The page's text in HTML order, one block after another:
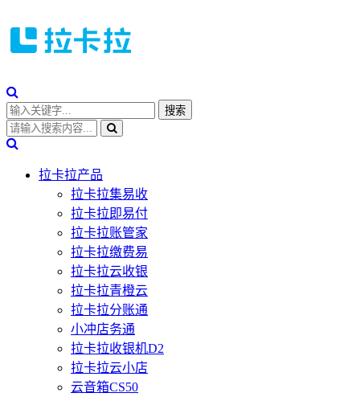
拉卡拉产品
拉卡拉集易收
拉卡拉即易付
拉卡拉账管家
拉卡拉缴费易
拉卡拉云收银
拉卡拉青橙云
拉卡拉分账通
小冲店务通
拉卡拉收银机D2
拉卡拉云小店
云音箱CS50